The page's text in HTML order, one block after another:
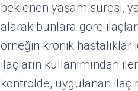
beklenen yaşam süresi,
alarak bunlara göre
örneğin kronik hastalıklar
ilaçların kullanımından
kontrolde, uygulanan ilaç